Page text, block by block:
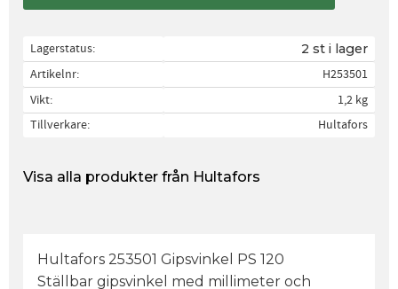
Lagerstatus 2 st i lager
Artikelnr
H253501
Vikt
1,2 kg
Tillverkare
Hultafors
Visa alla produkter från Hultafors
Hultafors 253501 Gipsvinkel PS 120
Ställbar gipsvinkel med millimeter och